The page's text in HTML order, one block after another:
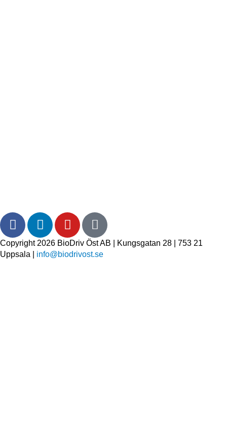
Copyright 2026 BioDriv Öst AB | Kungsgatan 28 | 753 21
Uppsala | info@biodrivost.se